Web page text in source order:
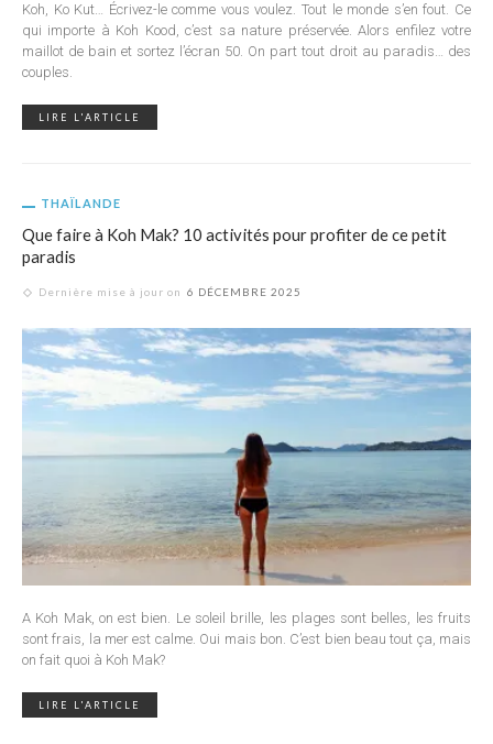
Koh, Ko Kut… Écrivez-le comme vous voulez. Tout le monde s’en fout. Ce
qui importe à Koh Kood, c’est sa nature préservée. Alors enfilez votre
maillot de bain et sortez l’écran 50. On part tout droit au paradis… des
couples.
LIRE L'ARTICLE
THAÏLANDE
Que faire à Koh Mak? 10 activités pour profiter de ce petit
paradis
Dernière mise à jour on 6 DÉCEMBRE 2025
A Koh Mak, on est bien. Le soleil brille, les plages sont belles, les fruits
sont frais, la mer est calme. Oui mais bon. C’est bien beau tout ça, mais
on fait quoi à Koh Mak?
LIRE L'ARTICLE